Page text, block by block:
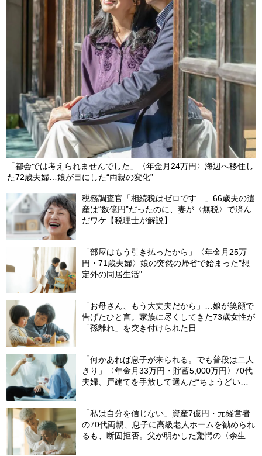
ルトンが解説】
2026/02/11
【第67回】 金利差と資源の多様性が追い風に？2026年「豪ドル
相場」の見通し【フランクリン・テンプルトンが解説】
2026/01/22
「都会では考えられませんでした」〈年金月24万円〉海辺へ移住し
た72歳夫婦…娘が目にした“両親の変化”
税務調査官「相続税はゼロです…」66歳夫の遺
産は“数億円”だったのに、妻が〈無税〉で済ん
だワケ【税理士が解説】
「部屋はもう引き払ったから」〈年金月25万
円・71歳夫婦〉娘の突然の帰省で始まった"想
定外の同居生活"
「お母さん、もう大丈夫だから」…娘が笑顔で
告げたひと言。家族に尽くしてきた73歳女性が
「孫離れ」を突き付けられた日
「何かあれば息子が来られる。でも普段は二人
きり」〈年金月33万円・貯蓄5,000万円〉70代
夫婦、戸建てを手放して選んだ“ちょうどいい
「私は自分を信じない」資産7億円・元経営者
の70代両親、息子に高級老人ホームを勧められ
るも、断固拒否。父が明かした驚愕の〈余生計